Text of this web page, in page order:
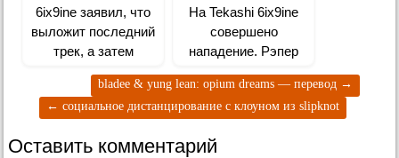
6ix9ine заявил, что
выложит последний
трек, а затем
пожизненно
На Tekashi 6ix9ine
совершено
нападение. Рэпер
bladee & yung lean: opium dreams — перевод →
← социальное дистанцирование с клоуном из slipknot
Оставить комментарий